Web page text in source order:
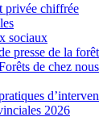
privée chiffrée
sociaux
presse de la
de chez
2026